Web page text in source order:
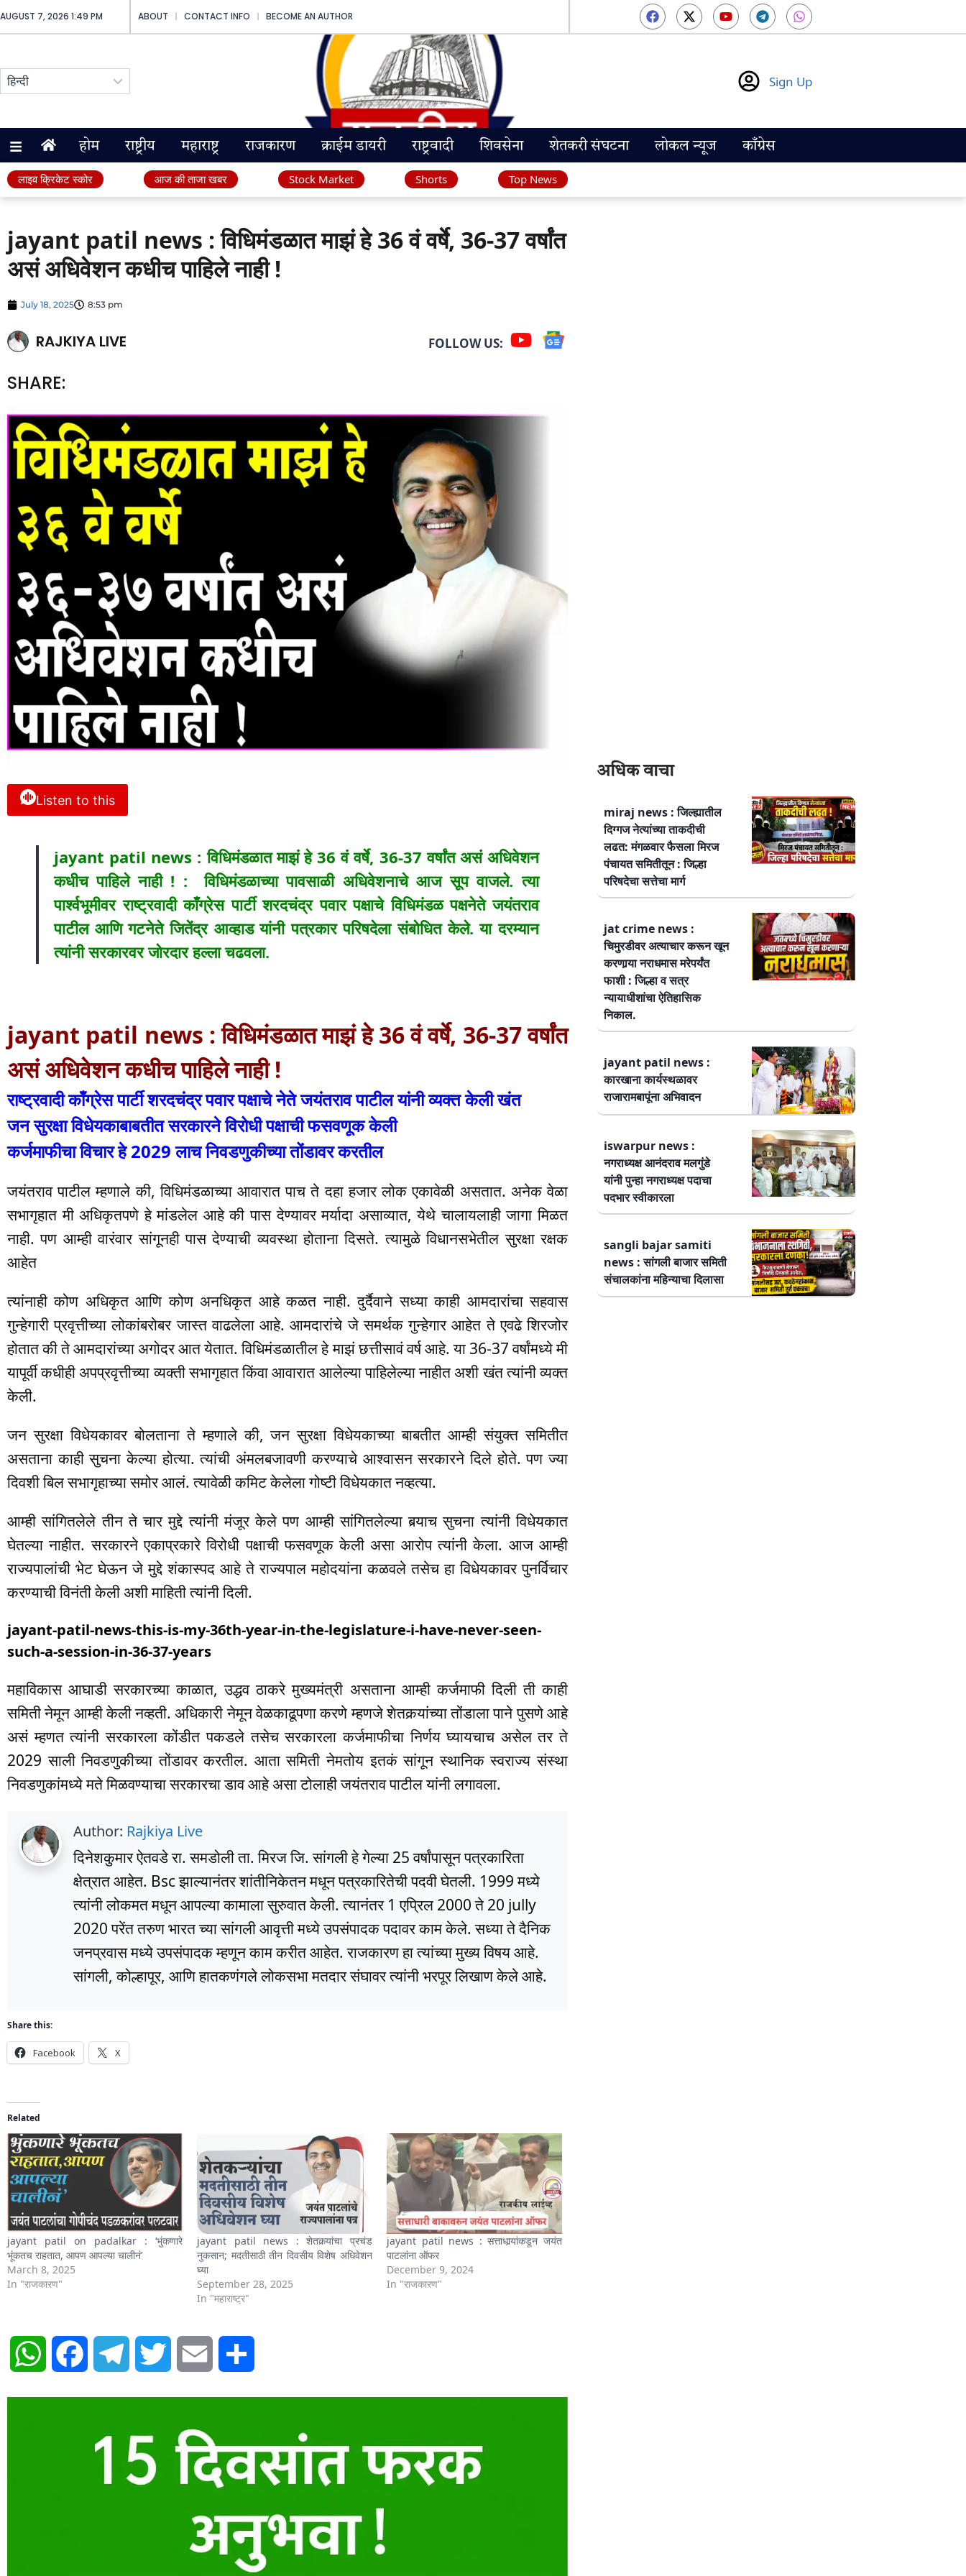
AUGUST 7, 2026 1:49 PM ABOUT CONTACT INFO BECOME AN AUTHOR
Sign Up
होम राष्ट्रीय महाराष्ट्र राजकारण क्राईम डायरी राष्ट्रवादी शिवसेना शेतकरी संघटना लोकल न्यूज काँग्रेस
लाइव क्रिकेट स्कोर आज की ताजा खबर Stock Market Shorts Top News
jayant patil news : विधिमंडळात माझं हे 36 वं वर्षे, 36-37 वर्षांत
असं अधिवेशन कधीच पाहिले नाही !
July 18, 2025 8:53 pm
RAJKIYA LIVE FOLLOW US:
SHARE:
Listen to this
jayant patil news : विधिमंडळात माझं हे 36 वं वर्षे, 36-37 वर्षांत असं अधिवेशन
कधीच पाहिले नाही ! : विधिमंडळाच्या पावसाळी अधिवेशनाचे आज सूप वाजले. त्या
पार्श्वभूमीवर राष्ट्रवादी काँग्रेस पार्टी शरदचंद्र पवार पक्षाचे विधिमंडळ पक्षनेते जयंतराव
पाटील आणि गटनेते जितेंद्र आव्हाड यांनी पत्रकार परिषदेला संबोधित केले. या दरम्यान
त्यांनी सरकारवर जोरदार हल्ला चढवला.
jayant patil news : विधिमंडळात माझं हे 36 वं वर्षे, 36-37 वर्षांत
असं अधिवेशन कधीच पाहिले नाही !
राष्ट्रवादी काँग्रेस पार्टी शरदचंद्र पवार पक्षाचे नेते जयंतराव पाटील यांनी व्यक्त केली खंत
जन सुरक्षा विधेयकाबाबतीत सरकारने विरोधी पक्षाची फसवणूक केली
कर्जमाफीचा विचार हे 2029 लाच निवडणुकीच्या तोंडावर करतील
जयंतराव पाटील म्हणाले की, विधिमंडळाच्या आवारात पाच ते दहा हजार लोक एकावेळी असतात. अनेक वेळा
सभागृहात मी अधिकृतपणे हे मांडलेल आहे की पास देण्यावर मर्यादा असाव्यात, येथे चालायलाही जागा मिळत
नाही. पण आम्ही वारंवार सांगूनही पास देण्याची व्यवस्था होताना दिसते. त्यामुळे विधानसभेतील सुरक्षा रक्षक
आहेत
त्यांनाही कोण अधिकृत आणि कोण अनधिकृत आहे कळत नाही. दुर्दैवाने सध्या काही आमदारांचा सहवास
गुन्हेगारी प्रवृत्तीच्या लोकांबरोबर जास्त वाढलेला आहे. आमदारांचे जे समर्थक गुन्हेगार आहेत ते एवढे शिरजोर
होतात की ते आमदारांच्या अगोदर आत येतात. विधिमंडळातील हे माझं छत्तीसावं वर्ष आहे. या 36-37 वर्षांमध्ये मी
यापूर्वी कधीही अपप्रवृत्तीच्या व्यक्ती सभागृहात किंवा आवारात आलेल्या पाहिलेल्या नाहीत अशी खंत त्यांनी व्यक्त
केली.
जन सुरक्षा विधेयकावर बोलताना ते म्हणाले की, जन सुरक्षा विधेयकाच्या बाबतीत आम्ही संयुक्त समितीत
असताना काही सुचना केल्या होत्या. त्यांची अंमलबजावणी करण्याचे आश्वासन सरकारने दिले होते. पण ज्या
दिवशी बिल सभागृहाच्या समोर आलं. त्यावेळी कमिट केलेला गोष्टी विधेयकात नव्हत्या.
आम्ही सांगितलेले तीन ते चार मुद्दे त्यांनी मंजूर केले पण आम्ही सांगितलेल्या बर्‍याच सुचना त्यांनी विधेयकात
घेतल्या नाहीत. सरकारने एकाप्रकारे विरोधी पक्षाची फसवणूक केली असा आरोप त्यांनी केला. आज आम्ही
राज्यपालांची भेट घेऊन जे मुद्दे शंकास्पद आहे ते राज्यपाल महोदयांना कळवले तसेच हा विधेयकावर पुनर्विचार
करण्याची विनंती केली अशी माहिती त्यांनी दिली.
jayant-patil-news-this-is-my-36th-year-in-the-legislature-i-have-never-seen-
such-a-session-in-36-37-years
महाविकास आघाडी सरकारच्या काळात, उद्धव ठाकरे मुख्यमंत्री असताना आम्ही कर्जमाफी दिली ती काही
समिती नेमून आम्ही केली नव्हती. अधिकारी नेमून वेळकाढूपणा करणे म्हणजे शेतकर्‍यांच्या तोंडाला पाने पुसणे आहे
असं म्हणत त्यांनी सरकारला कोंडीत पकडले तसेच सरकारला कर्जमाफीचा निर्णय घ्यायचाच असेल तर ते
2029 साली निवडणुकीच्या तोंडावर करतील. आता समिती नेमतोय इतकं सांगून स्थानिक स्वराज्य संस्था
निवडणुकांमध्ये मते मिळवण्याचा सरकारचा डाव आहे असा टोलाही जयंतराव पाटील यांनी लगावला.
Author: Rajkiya Live
दिनेशकुमार ऐतवडे रा. समडोली ता. मिरज जि. सांगली हे गेल्या 25 वर्षांपासून पत्रकारिता
क्षेत्रात आहेत. Bsc झाल्यानंतर शांतीनिकेतन मधून पत्रकारितेची पदवी घेतली. 1999 मध्ये
त्यांनी लोकमत मधून आपल्या कामाला सुरुवात केली. त्यानंतर 1 एप्रिल 2000 ते 20 jully
2020 परेंत तरुण भारत च्या सांगली आवृत्ती मध्ये उपसंपादक पदावर काम केले. सध्या ते दैनिक
जनप्रवास मध्ये उपसंपादक म्हणून काम करीत आहेत. राजकारण हा त्यांच्या मुख्य विषय आहे.
सांगली, कोल्हापूर, आणि हातकणंगले लोकसभा मतदार संघावर त्यांनी भरपूर लिखाण केले आहे.
Share this:
Facebook X
Related
jayant patil on padalkar : ‘भुंकणारे
भूंकतच राहतात, आपण आपल्या चालीनं’
March 8, 2025
In "राजकारण"
jayant patil news : शेतकर्‍यांचा प्रचंड
नुकसान; मदतीसाठी तीन दिवसीय विशेष अधिवेशन
घ्या
September 28, 2025
In "महाराष्ट्र"
jayant patil news : सत्ताधार्‍यांकडून जयंत
पाटलांना ऑफर
December 9, 2024
In "राजकारण"
WhatsAppFacebook Telegram Twitter Email
अधिक वाचा
miraj news : जिल्ह्यातील
दिग्गज नेत्यांच्या ताकदीची
लढत: मंगळवार फैसला मिरज
पंचायत समितीतून : जिल्हा
परिषदेचा सत्तेचा मार्ग
jat crime news :
चिमुरडीवर अत्याचार करून खून
करणार्‍या नराधमास मरेपर्यंत
फाशी : जिल्हा व सत्र
न्यायाधीशांचा ऐतिहासिक
निकाल.
jayant patil news :
कारखाना कार्यस्थळावर
राजारामबापूंना अभिवादन
iswarpur news :
नगराध्यक्ष आनंदराव मलगुंडे
यांनी पुन्हा नगराध्यक्ष पदाचा
पदभार स्वीकारला
sangli bajar samiti
news : सांगली बाजार समिती
संचालकांना महिन्याचा दिलासा